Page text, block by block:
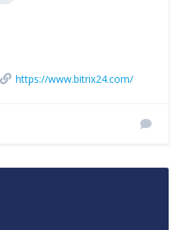
https://www.bitrix24.com/